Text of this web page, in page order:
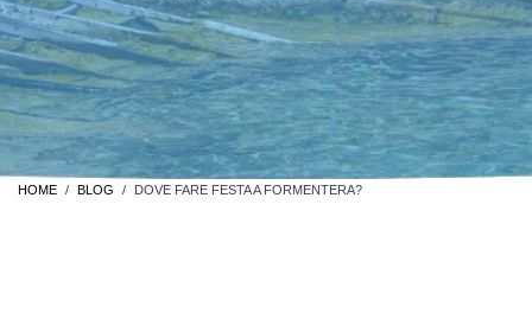
HOME BLOG DOVE FARE FESTA A FORMENTERA?